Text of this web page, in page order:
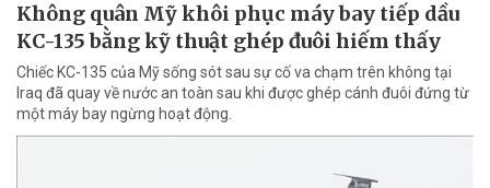
Không quân Mỹ khôi phục máy bay tiếp dầu
KC-135 bằng kỹ thuật ghép đuôi hiếm thấy
Chiếc KC-135 của Mỹ sống sót sau sự cố va chạm trên không tại
Iraq đã quay về nước an toàn sau khi được ghép cánh đuôi đứng từ
một máy bay ngừng hoạt động.